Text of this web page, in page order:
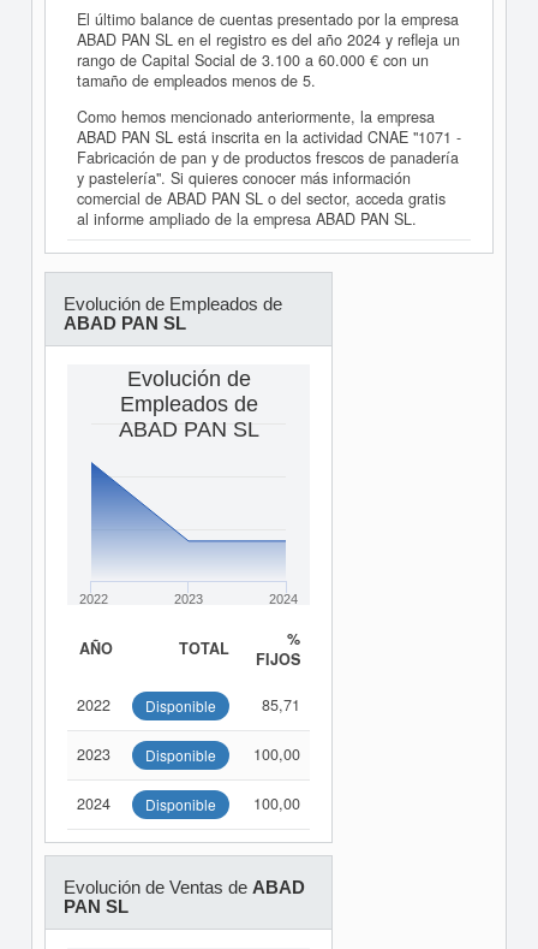
El último balance de cuentas presentado por la empresa
ABAD PAN SL en el registro es del año 2024 y refleja un
rango de Capital Social de 3.100 a 60.000 € con un
tamaño de empleados menos de 5.
Como hemos mencionado anteriormente, la empresa
ABAD PAN SL está inscrita en la actividad CNAE "1071 -
Fabricación de pan y de productos frescos de panadería
y pastelería". Si quieres conocer más información
comercial de ABAD PAN SL o del sector, acceda gratis
al informe ampliado de la empresa ABAD PAN SL.
Evolución de Empleados de
ABAD PAN SL
Evolución de
Empleados de
ABAD PAN SL
2022 2023 2024
AÑO TOTAL
%
FIJOS
2022 Disponible 85,71
2023 Disponible 100,00
2024 Disponible 100,00
Evolución de Ventas de ABAD
PAN SL